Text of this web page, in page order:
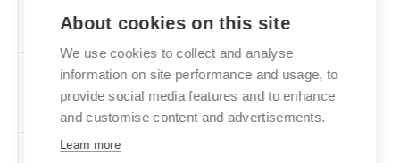
Vizuální styly
digitálních her 1
Volitelný
ZADIVI-Z
Základy
digitálního
videa
cs 3 Volitelný -
ZAFOT
Základy
About cookies on this site
We use cookies to collect and analyse
information on site performance and usage, to
provide social media features and to enhance
and customise content and advertisements.
Learn more